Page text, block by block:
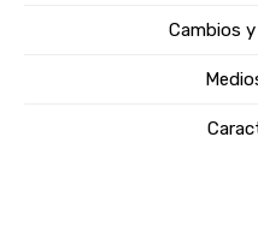
Cambios